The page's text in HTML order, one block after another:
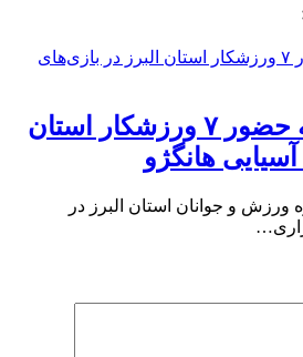
۲ مدال برنز نتیجه حضور ۷ ورزشکار استان
آسیایی هانگژو
ورزش و جوانان استان البرز در